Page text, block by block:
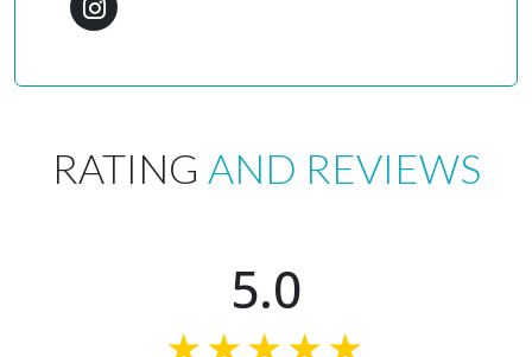
RATING AND REVIEWS
5.0